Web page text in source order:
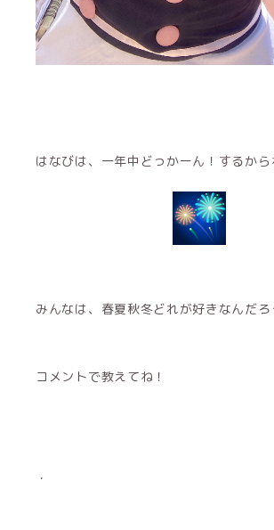
はなびは、一年中どっかーん！するから
みんなは、春夏秋冬どれが好きなんだろ
コメントで教えてね！
・